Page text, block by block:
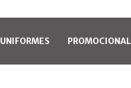
UNIFORMES